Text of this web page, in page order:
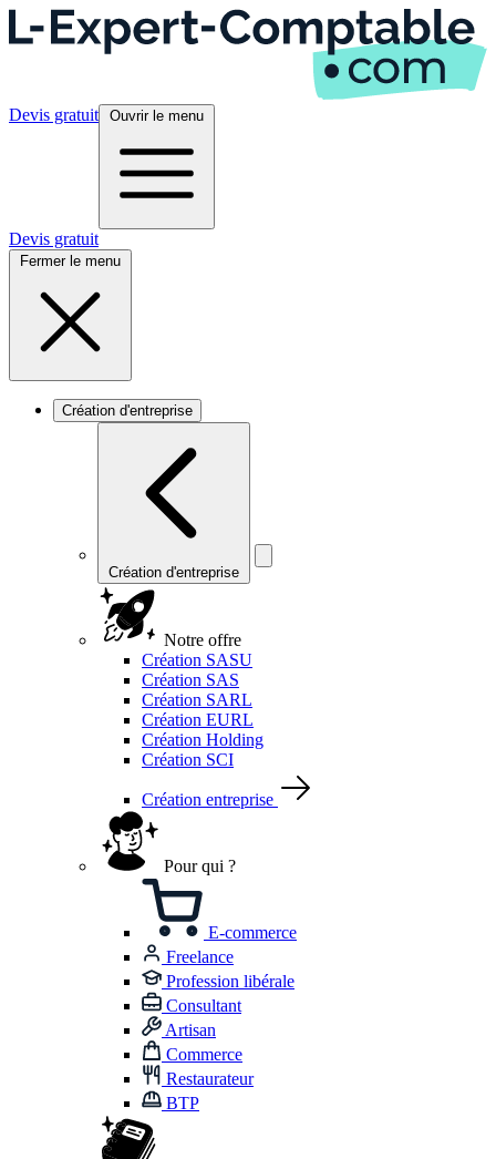
Devis gratuit Ouvrir le menu
Devis gratuit
Fermer le menu
Création d'entreprise
Création d'entreprise
Notre offre
Création SASU
Création SAS
Création SARL
Création EURL
Création Holding
Création SCI
Création entreprise
Pour qui ?
E-commerce
Freelance
Profession libérale
Consultant
Artisan
Commerce
Restaurateur
BTP